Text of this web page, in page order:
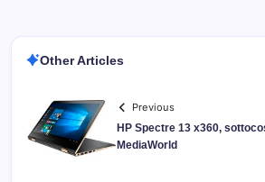
Other Articles
Previous
HP Spectre 13 x360,
MediaWorld